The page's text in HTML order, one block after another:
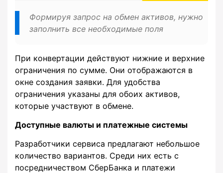
Формируя запрос на обмен активов, нужно
заполнить все необходимые поля
При конвертации действуют нижние и верхние
ограничения по сумме. Они отображаются в
окне создания заявки. Для удобства
ограничения указаны для обоих активов,
которые участвуют в обмене.
Доступные валюты и платежные системы
Разработчики сервиса предлагают небольшое
количество вариантов. Среди них есть с
посредничеством СберБанка и платежи